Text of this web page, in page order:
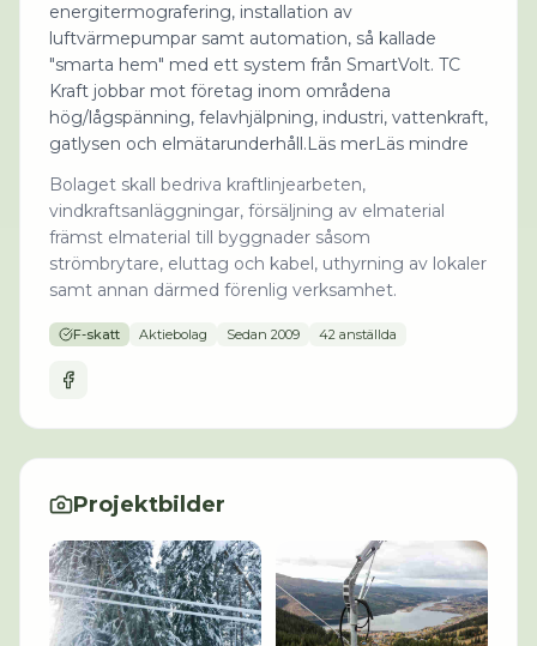
energitermografering, installation av
luftvärmepumpar samt automation, så kallade
"smarta hem" med ett system från SmartVolt. TC
Kraft jobbar mot företag inom områdena
hög/lågspänning, felavhjälpning, industri, vattenkraft,
gatlysen och elmätarunderhåll.Läs merLäs mindre
Bolaget skall bedriva kraftlinjearbeten,
vindkraftsanläggningar, försäljning av elmaterial
främst elmaterial till byggnader såsom
strömbrytare, eluttag och kabel, uthyrning av lokaler
samt annan därmed förenlig verksamhet.
F-skatt Aktiebolag Sedan 2009 42 anställda
Projektbilder